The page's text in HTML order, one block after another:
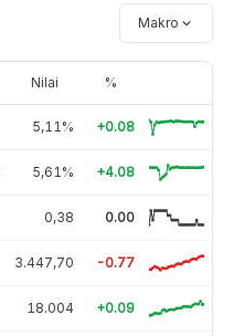
Makro
Nilai %
5,11% +0.08
5,61% +4.08
0,38 0.00
3.447,70 -0.77
18.004 +0.09